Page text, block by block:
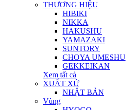
THƯƠNG HIỆU
HIBIKI
NIKKA
HAKUSHU
YAMAZAKI
SUNTORY
CHOYA UMESHU
GEKKEIKAN
Xem tất cả
XUẤT XỨ
NHẬT BẢN
Vùng